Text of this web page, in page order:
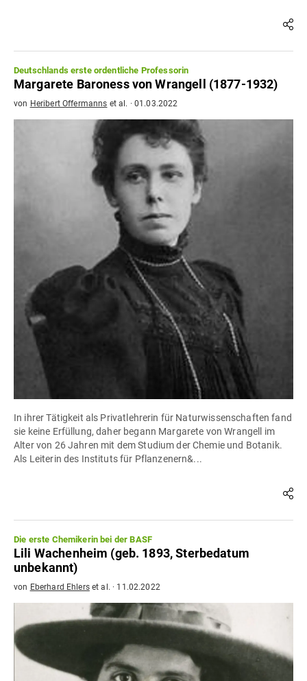
Deutschlands erste ordentliche Professorin
Margarete Baroness von Wrangell (1877-1932)
von Heribert Offermanns et al. · 01.03.2022
In ihrer Tätigkeit als Privatlehrerin für Naturwissenschaften fand
sie keine Erfüllung, daher begann Margarete von Wrangell im
Alter von 26 Jahren mit dem Studium der Chemie und Botanik.
Als Leiterin des Instituts für Pflanzenern&...
Die erste Chemikerin bei der BASF
Lili Wachenheim (geb. 1893, Sterbedatum
unbekannt)
von Eberhard Ehlerset al. · 11.02.2022